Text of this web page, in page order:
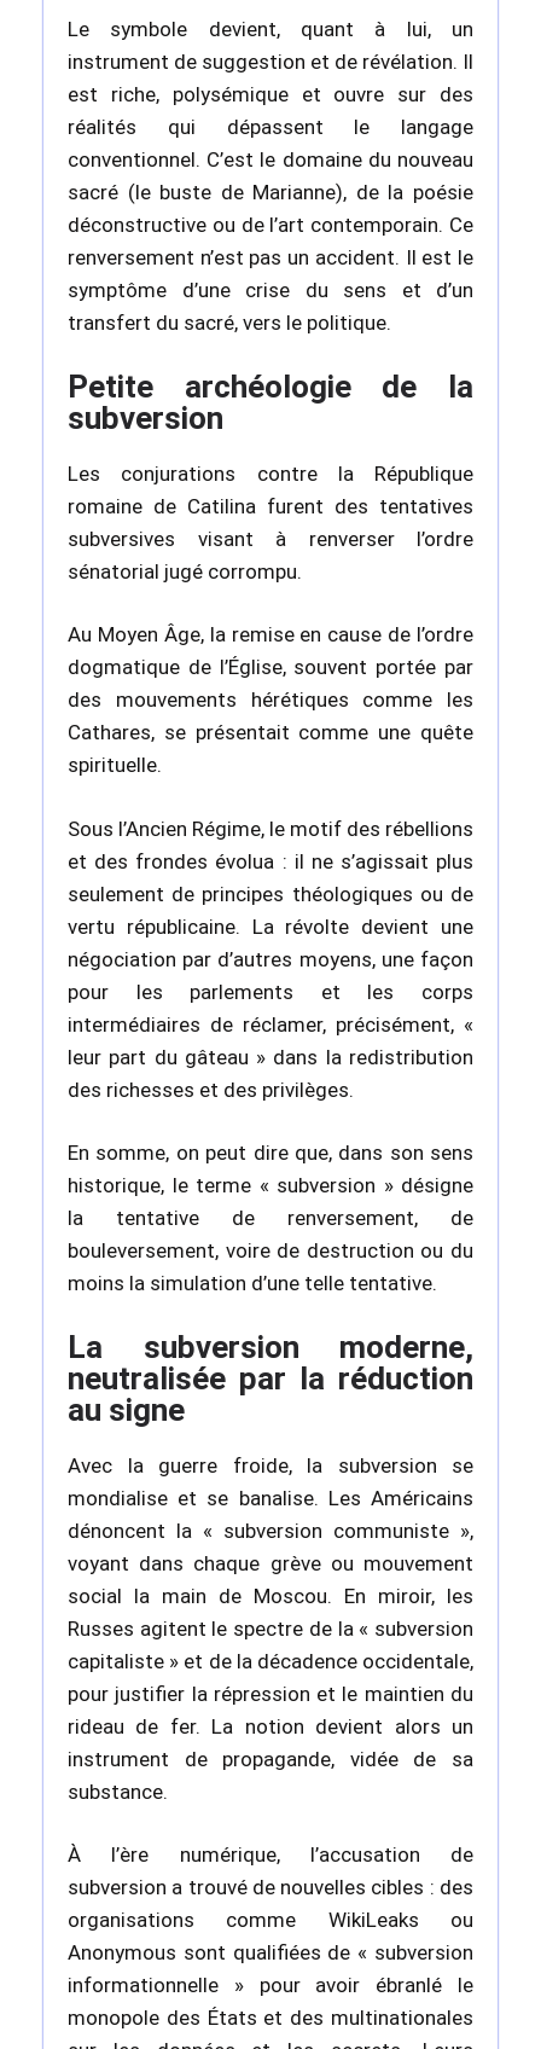
Le symbole devient, quant à lui, un
instrument de suggestion et de révélation. Il
est riche, polysémique et ouvre sur des
réalités qui dépassent le langage
conventionnel. C’est le domaine du nouveau
sacré (le buste de Marianne), de la poésie
déconstructive ou de l’art contemporain. Ce
renversement n’est pas un accident. Il est le
symptôme d’une crise du sens et d’un
transfert du sacré, vers le politique.
Petite archéologie de la
subversion
Les conjurations contre la République
romaine de Catilina furent des tentatives
subversives visant à renverser l’ordre
sénatorial jugé corrompu.
Au Moyen Âge, la remise en cause de l’ordre
dogmatique de l’Église, souvent portée par
des mouvements hérétiques comme les
Cathares, se présentait comme une quête
spirituelle.
Sous l’Ancien Régime, le motif des rébellions
et des frondes évolua : il ne s’agissait plus
seulement de principes théologiques ou de
vertu républicaine. La révolte devient une
négociation par d’autres moyens, une façon
pour les parlements et les corps
intermédiaires de réclamer, précisément, «
leur part du gâteau » dans la redistribution
des richesses et des privilèges.
En somme, on peut dire que, dans son sens
historique, le terme « subversion » désigne
la tentative de renversement, de
bouleversement, voire de destruction ou du
moins la simulation d’une telle tentative.
La subversion moderne,
neutralisée par la réduction
au signe
Avec la guerre froide, la subversion se
mondialise et se banalise. Les Américains
dénoncent la « subversion communiste »,
voyant dans chaque grève ou mouvement
social la main de Moscou. En miroir, les
Russes agitent le spectre de la « subversion
capitaliste » et de la décadence occidentale,
pour justifier la répression et le maintien du
rideau de fer. La notion devient alors un
instrument de propagande, vidée de sa
substance.
À l’ère numérique, l’accusation de
subversion a trouvé de nouvelles cibles : des
organisations comme WikiLeaks ou
Anonymous sont qualifiées de « subversion
informationnelle » pour avoir ébranlé le
monopole des États et des multinationales